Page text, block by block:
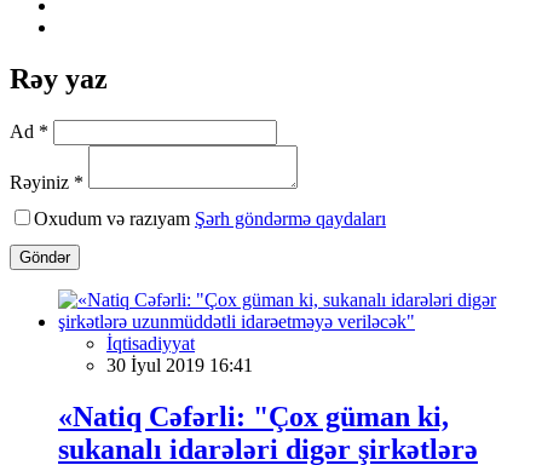
Rəy yaz
Ad *
Rəyiniz *
Oxudum və razıyam Şərh göndərmə qaydaları
Göndər
İqtisadiyyat
30 İyul 2019 16:41
«Natiq Cəfərli: "Çox güman ki,
sukanalı idarələri digər şirkətlərə